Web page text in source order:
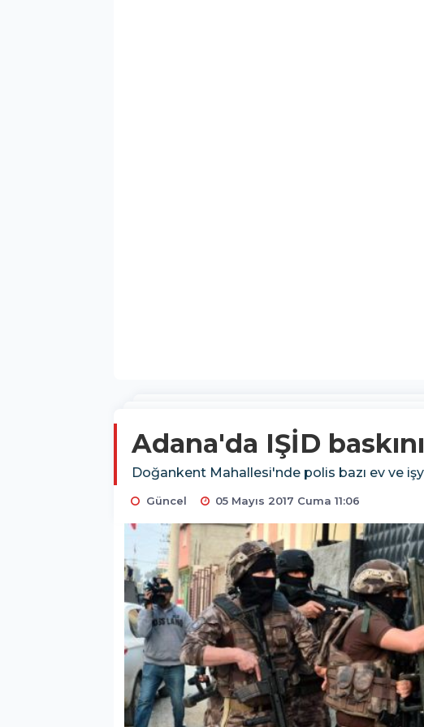
Adana'da IŞİD
Doğankent Mahallesi'nde polis bazı ev ve
Güncel 05 Mayıs 2017 Cuma 11:06